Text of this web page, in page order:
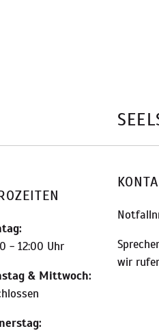
- 12:00 Uhr
& Mittwoch:
wir